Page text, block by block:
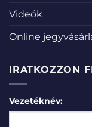
Videók
Online
IRATKOZZON
Vezetéknév: